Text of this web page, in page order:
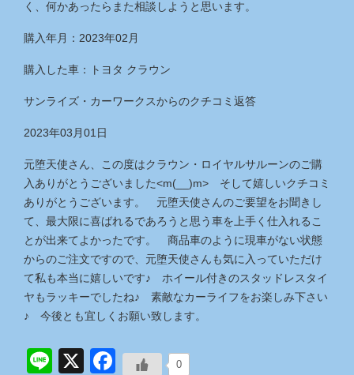
く、何かあったらまた相談しようと思います。
購入年月：2023年02月
購入した車：トヨタ クラウン
サンライズ・カーワークスからのクチコミ返答
2023年03月01日
元堕天使さん、この度はクラウン・ロイヤルサルーンのご購
入ありがとうございました<m(__)m> そして嬉しいクチコミ
ありがとうございます。 元堕天使さんのご要望をお聞きし
て、最大限に喜ばれるであろうと思う車を上手く仕入れるこ
とが出来てよかったです。 商品車のように現車がない状態
からのご注文ですので、元堕天使さんも気に入っていただけ
て私も本当に嬉しいです♪ ホイール付きのスタッドレスタイ
ヤもラッキーでしたね♪ 素敵なカーライフをお楽しみ下さい
♪ 今後とも宜しくお願い致します。
0
Line
X Facebook